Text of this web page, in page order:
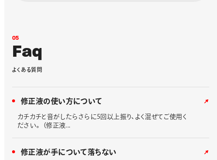
05
Faq
よく ある質 問
修正液の使い方について
カチカチと音がしたらさらに5回以上振り、よく混ぜてご使用く
ださい。 （修正液...
修正液が手について落ちない